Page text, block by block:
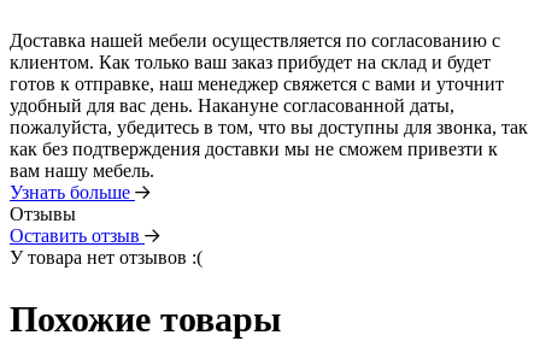
Доставка нашей мебели осуществляется по согласованию с
клиентом. Как только ваш заказ прибудет на склад и будет
готов к отправке, наш менеджер свяжется с вами и уточнит
удобный для вас день. Накануне согласованной даты,
пожалуйста, убедитесь в том, что вы доступны для звонка, так
как без подтверждения доставки мы не сможем привезти к
вам нашу мебель.
Узнать больше
Отзывы
Оставить отзыв
У товара нет отзывов :(
Похожие товары